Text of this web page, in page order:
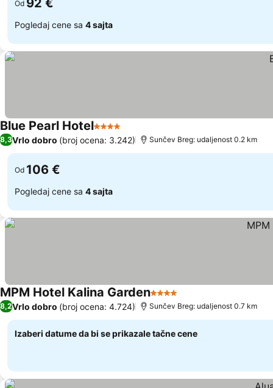
Od 92 €
Pogledaj cene sa 4 sajta
Blue Pearl Hotel4 Zvezdice
8,3Vrlo dobro (broj ocena: 3.242) Sunčev Breg: udaljenost 0.2 km
Od 106 €
Pogledaj cene sa 4 sajta
MPM Hotel Kalina Garden4 Zvezdice
8,2Vrlo dobro (broj ocena: 4.724) Sunčev Breg: udaljenost 0.7 km
Izaberi datume da bi se prikazale tačne cene